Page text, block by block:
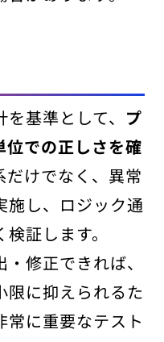
基準として、 プ
位での正しさを確
だけでなく、異常
施し、ロジック通
証します。
修正できれば、
限に抑えられるた
常に重要なテスト